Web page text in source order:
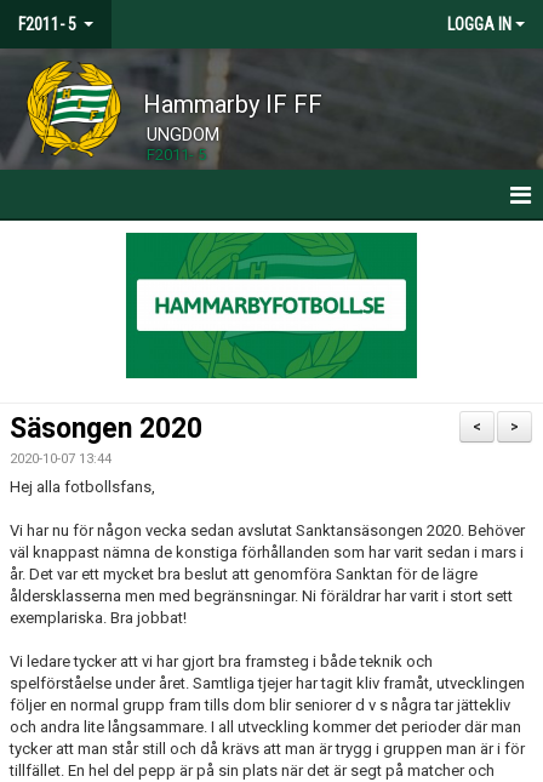
F2011- 5 LOGGA IN
Hammarby IF FF
UNGDOM
F2011- 5
BILDGALLERI
KONTAKT
MATCHER
>
<
Säsongen 2020
2020-10-07 13:44
Hej alla fotbollsfans,
Vi har nu för någon vecka sedan avslutat Sanktansäsongen 2020. Behöver
väl knappast nämna de konstiga förhållanden som har varit sedan i mars i
år. Det var ett mycket bra beslut att genomföra Sanktan för de lägre
åldersklasserna men med begränsningar. Ni föräldrar har varit i stort sett
exemplariska. Bra jobbat!
Vi ledare tycker att vi har gjort bra framsteg i både teknik och
spelförståelse under året. Samtliga tjejer har tagit kliv framåt, utvecklingen
följer en normal grupp fram tills dom blir seniorer d v s några tar jättekliv
och andra lite långsammare. I all utveckling kommer det perioder där man
tycker att man står still och då krävs att man är trygg i gruppen man är i för
tillfället. En hel del pepp är på sin plats när det är segt på matcher och